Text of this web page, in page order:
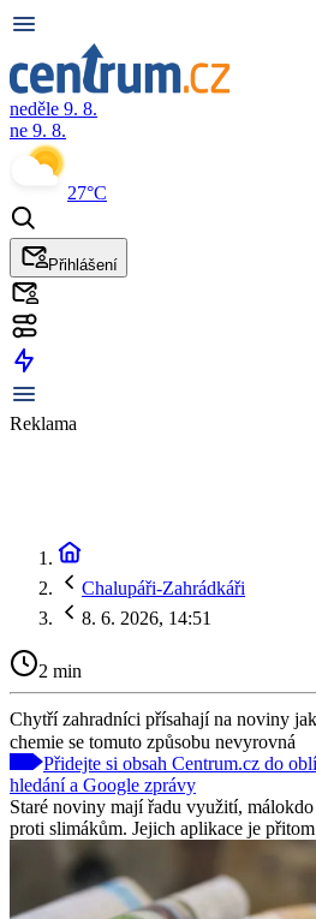
neděle 9. 8.
ne 9. 8.
27°C
Přihlášení
Reklama
Chalupáři-Zahrádkáři
8. 6. 2026, 14:51
2 min
Chytří zahradníci přísahají na noviny
chemie se tomuto způsobu nevyrovná
Přidejte si obsah Centrum.cz do
hledání a Google zprávy
Staré noviny mají řadu využití,
proti slimákům. Jejich aplikace je